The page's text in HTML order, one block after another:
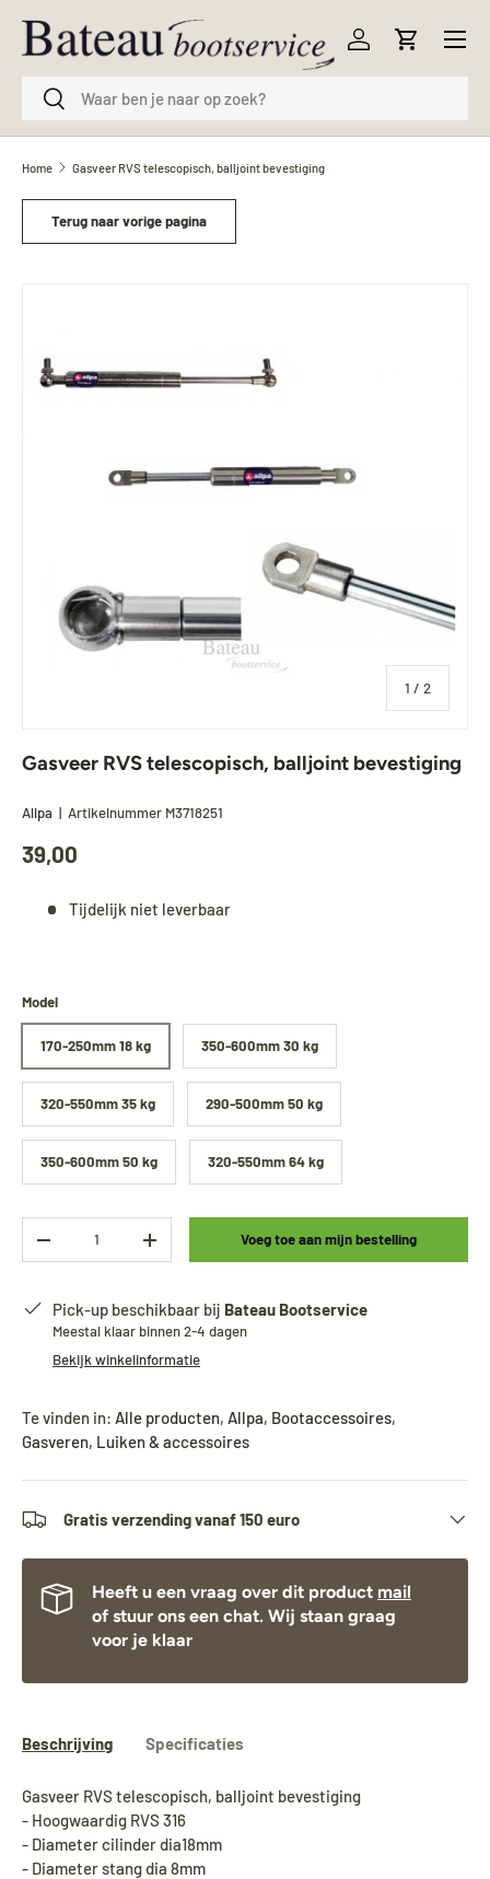
Ga naar inhoud
ZoekenZoeken
Inloggen
Menu
Home Gasveer RVS telescopisch, balljoint bevestiging
Terug naar vorige pagina
1 / van
2
Gasveer RVS telescopisch, balljoint bevestiging
Allpa | Artikelnummer M3718251
39,00
Tijdelijk niet leverbaar
Model
170-250mm 18 kg 350-600mm 30 kg
320-550mm 35 kg 290-500mm 50 kg
350-600mm 50 kg 320-550mm 64 kg
-
+ Voeg toe aan mijn bestelling
Pick-up beschikbaar bij Bateau Bootservice
Meestal klaar binnen 2-4 dagen
Bekijk winkelinformatie
Te vinden in: Alle producten, Allpa, Bootaccessoires,
Gasveren, Luiken & accessoires
Gratis verzending vanaf 150 euro
Heeft u een vraag over dit product mail
of stuur ons een chat. Wij staan graag
voor je klaar
Beschrijving Specificaties
Gasveer RVS telescopisch, balljoint bevestiging
- Hoogwaardig RVS 316
- Diameter cilinder dia18mm
- Diameter stang dia 8mm